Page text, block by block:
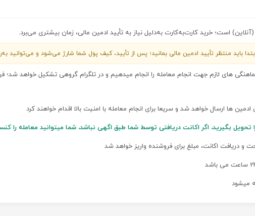
است؛ خرید کارت‌به‌کارت به‌دلیل نیاز به تأیید ادمین مالی، زمان بیشتری می‌برد.
ابتدا باید منتظر تأیید ادمین مالی بمانید؛ پس از تأیید، کیف پول شما شارژ می‌شود و می‌توانید
های لازم جهت انجام معامله را انجام میدهیم و در تلگرام گروهی تشکیل خواهد
ادمین ها ارسال خواهد شد و سریعا برای انجام معامله با امنیت بالا اقدام خواهند کرد
تحویل بگیرید، اگر اکانت دریافتی توسط شما طبق اگهی نباشد، شما میتوانید معامله
و دریافت اکانت، مبلغ برای فروشنده واریز خواهد شد